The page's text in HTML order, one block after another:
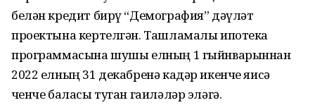
белән кредит бирү “Демография” дәүләт
проектына кертелгән. Ташламалы ипотека
программасына шушы елның 1 гыйнварыннан
2022 елның 31 декабренә кадәр икенче яисә
өченче баласы туган гаиләләр эләгә.